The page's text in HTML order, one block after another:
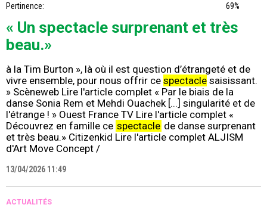
Pertinence: 69%
« Un spectacle surprenant et très
beau.»
à la Tim Burton », là où il est question d’étrangeté et de
vivre ensemble, pour nous offrir ce spectacle saisissant.
» Scèneweb Lire l'article complet « Par le biais de la
danse Sonia Rem et Mehdi Ouachek [...] singularité et de
l'étrange ! » Ouest France TV Lire l'article complet «
Découvrez en famille ce spectacle de danse surprenant
et très beau.» Citizenkid Lire l'article complet ALJISM
d'Art Move Concept /
13/04/2026 11:49
ACTUALITÉS